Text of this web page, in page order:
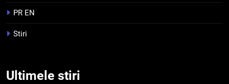
criptomonedelor în 2026
INFO
PR EN
Stiri
Ultimele stiri